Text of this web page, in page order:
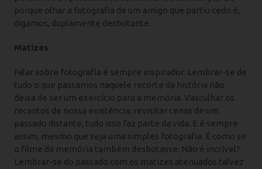
porque olhar a fotografia de um amigo que partiu cedo é,
digamos, duplamente desbotante.
Matizes
Falar sobre fotografia é sempre inspirador. Lembrar-se de
tudo o que passamos naquele recorte da história não
deixa de ser um exercício para a memória. Vasculhar os
recantos de nossa existência, revisitar cenas de um
passado distante, tudo isso faz parte da vida. E é sempre
assim, mesmo que seja uma simples fotografia. É como se
o filme da memória também desbotasse. Não é incrível?
Lembrar-se do passado com os matizes atenuados talvez